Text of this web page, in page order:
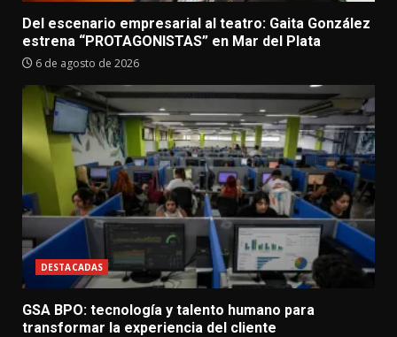
Del escenario empresarial al teatro: Gaita González
estrena “PROTAGONISTAS” en Mar del Plata
6 de agosto de 2026
DESTACADAS
GSA BPO: tecnología y talento humano para
transformar la experiencia del cliente